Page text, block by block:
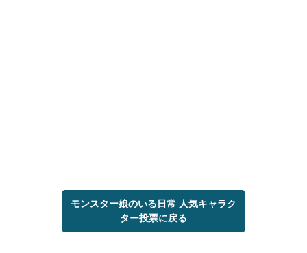
モンスター娘のいる日常 人気キャラク
ター投票に戻る